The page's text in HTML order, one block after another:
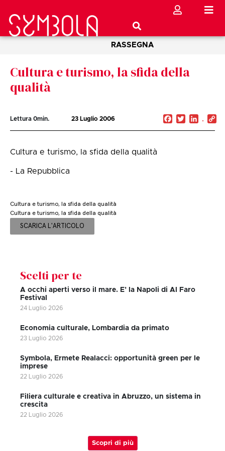
RASSEGNA
Cultura e turismo, la sfida della
qualità
Lettura 0min. 23 Luglio 2006 Facebook
Twitter
Cultura e turismo, la sfida della qualità
- La Repubblica
Cultura e turismo, la sfida della qualità
Cultura e turismo, la sfida della qualità
SCARICA L'ARTICOLO
Scelti per te
A occhi aperti verso il mare. E’ la Napoli di Al Faro
Festival
24 Luglio 2026
Economia culturale, Lombardia da primato
23 Luglio 2026
Symbola, Ermete Realacci: opportunità green per le
imprese
22 Luglio 2026
Filiera culturale e creativa in Abruzzo, un sistema in
crescita
22 Luglio 2026
Scopri di più